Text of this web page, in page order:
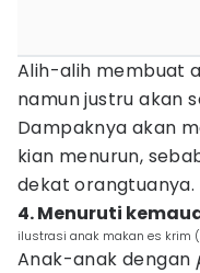
Alih-alih membuat
namun justru akan
Dampaknya akan
kian menurun,
dekat orangtuanya.
4. Menuruti
ilustrasi anak makan es krim
Anak-anak dengan